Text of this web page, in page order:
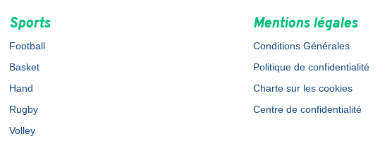
Sports
Football
Basket
Hand
Rugby
Volley
Mentions légales
Conditions Générales
Politique de confidentialité
Charte sur les cookies
Centre de confidentialité